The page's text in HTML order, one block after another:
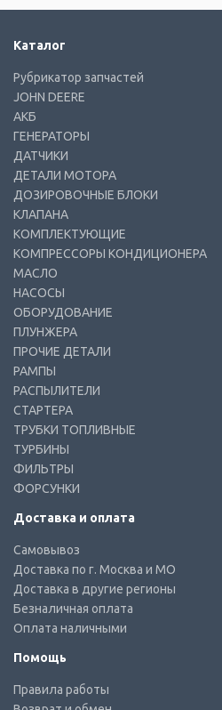
Каталог
Рубрикатор запчастей
JOHN DEERE
АКБ
ГЕНЕРАТОРЫ
ДАТЧИКИ
ДЕТАЛИ МОТОРА
ДОЗИРОВОЧНЫЕ БЛОКИ
КЛАПАНА
КОМПЛЕКТУЮЩИЕ
КОМПРЕССОРЫ КОНДИЦИОНЕРА
МАСЛО
НАСОСЫ
ОБОРУДОВАНИЕ
ПЛУНЖЕРА
ПРОЧИЕ ДЕТАЛИ
РАМПЫ
РАСПЫЛИТЕЛИ
СТАРТЕРА
ТРУБКИ ТОПЛИВНЫЕ
ТУРБИНЫ
ФИЛЬТРЫ
ФОРСУНКИ
Доставка и оплата
Самовывоз
Доставка по г. Москва и МО
Доставка в другие регионы
Безналичная оплата
Оплата наличными
Помощь
Правила работы